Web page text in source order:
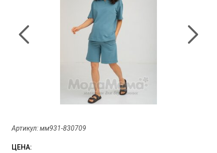
Артикул: мм931-830709
ЦЕНА: